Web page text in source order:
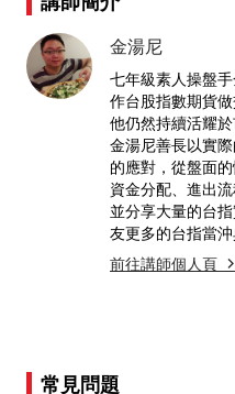
金湯尼
七年級素人操盤
作台股指數期貨
他仍然持續活耀
金湯尼善長以實
的應對，從盤面
資金分配、進出
並分享大量的台
友更多的台指當沖
前往講師個人頁
常見問題